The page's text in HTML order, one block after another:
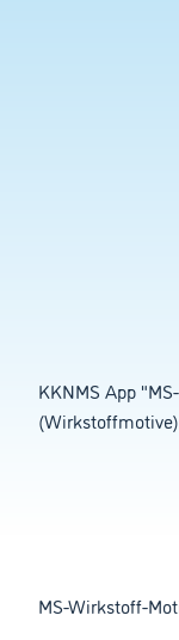
KKNMS App
(Wirkstoffmotive)
MS-Wirkstoff-